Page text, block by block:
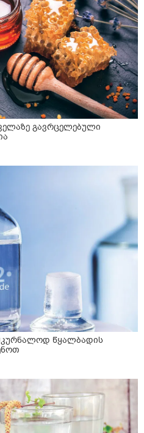
გავრცელებული
წყალბადის